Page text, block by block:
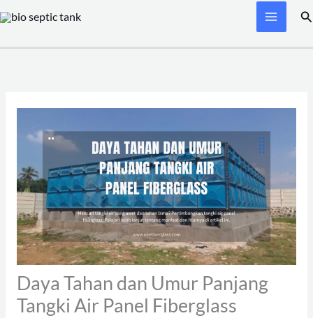
Skip
content
Daya Tahan dan Umur Panjang
Tangki Air Panel Fiberglass